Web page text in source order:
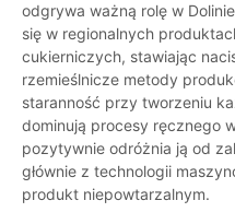
odgrywa ważną rolę w
się w regionalnych
cukierniczych, stawiając
rzemieślnicze metody
staranność przy tworzeniu
dominują procesy ręcznego
pozytywnie odróżnia ją od
głównie z technologii
produkt niepowtarzalnym.